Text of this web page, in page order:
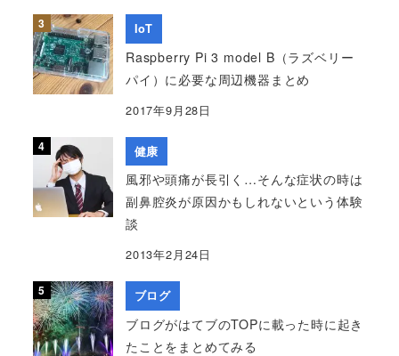
IoT
Raspberry Pi 3 model B（ラズベリー
パイ）に必要な周辺機器まとめ
2017年9月28日
健康
風邪や頭痛が長引く…そんな症状の時は
副鼻腔炎が原因かもしれないという体験
談
2013年2月24日
ブログ
ブログがはてブのTOPに載った時に起き
たことをまとめてみる